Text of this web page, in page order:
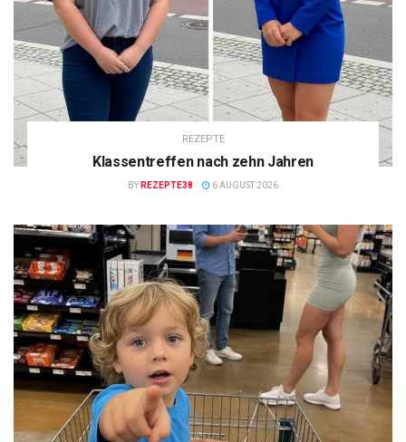
REZEPTE
Klassentreffen nach zehn Jahren
BY REZEPTE38 6 AUGUST 2026